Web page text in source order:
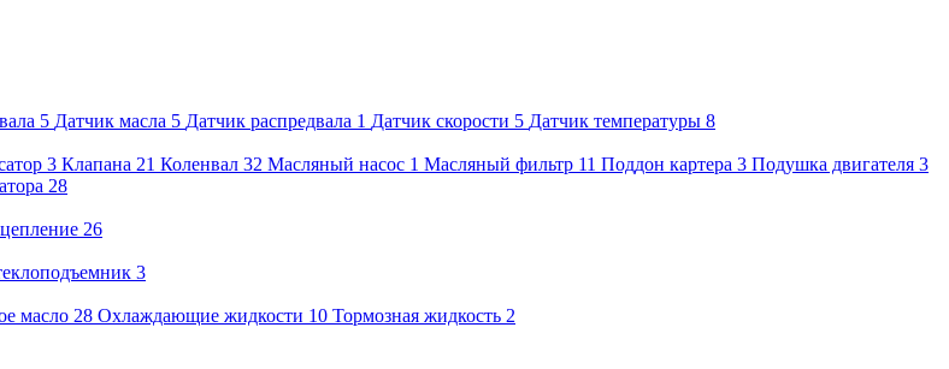
5 Датчик масла 5 Датчик распредвала 1 Датчик скорости 5 Датчик температуры 8
3 Клапана 21 Коленвал 32 Масляный насос 1 Масляный фильтр 11 Поддон картера 3 Подушка двигателя 3
28
26
3
масло 28 Охлаждающие жидкости 10 Тормозная жидкость 2